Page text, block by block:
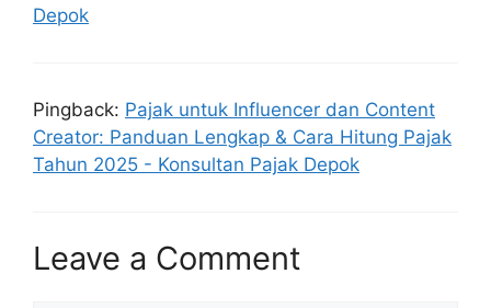
Depok
Pingback: Pajak untuk Influencer dan Content
Creator: Panduan Lengkap & Cara Hitung Pajak
Tahun 2025 - Konsultan Pajak Depok
Leave a Comment